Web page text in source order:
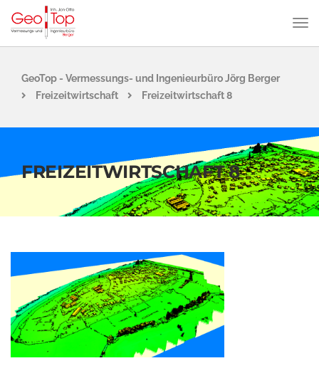
GeoTop - Vermessungs- und Ingenieurbüro Jörg Berger
Freizeitwirtschaft
Freizeitwirtschaft 8
FREIZEITWIRTSCHAFT 8